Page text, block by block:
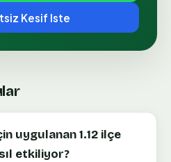
Kesif Iste
uygulanan 1.12 ilçe
etkiliyor?